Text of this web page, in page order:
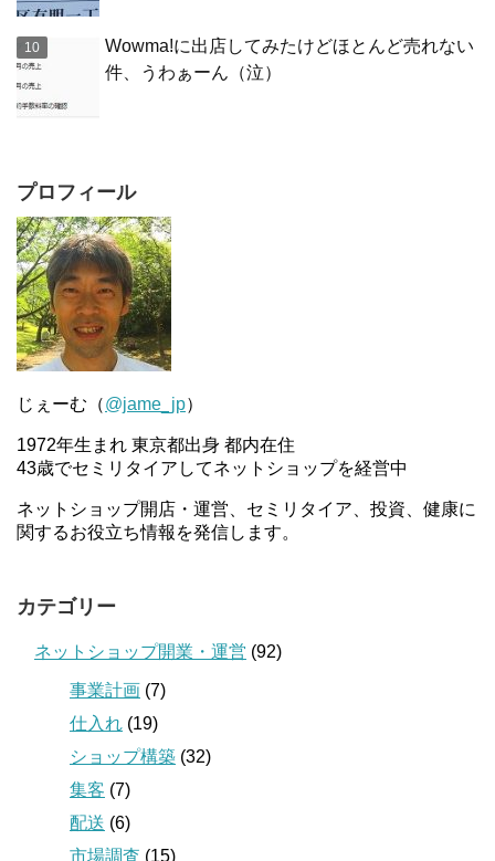
Wowma!に出店してみたけどほとんど売れない
件、うわぁーん（泣）
プロフィール
じぇーむ（@jame_jp）
1972年生まれ 東京都出身 都内在住
43歳でセミリタイアしてネットショップを経営中
ネットショップ開店・運営、セミリタイア、投資、健康に
関するお役立ち情報を発信します。
カテゴリー
ネットショップ開業・運営 (92)
事業計画 (7)
仕入れ (19)
ショップ構築 (32)
集客 (7)
配送 (6)
市場調査 (15)